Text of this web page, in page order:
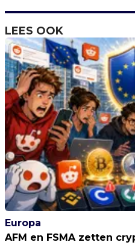
LEES OOK
Europa
AFM en FSMA zetten